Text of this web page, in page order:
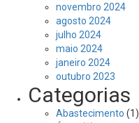
novembro 2024
agosto 2024
julho 2024
maio 2024
janeiro 2024
outubro 2023
Categorias
Abastecimento (1)